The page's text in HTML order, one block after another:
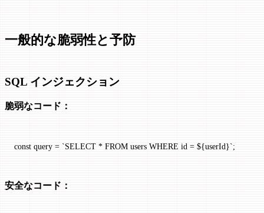
一般的な脆弱性と予防
SQL インジェクション
脆弱なコード：
const query = `SELECT * FROM users WHERE id = ${userId}`;
安全なコード：